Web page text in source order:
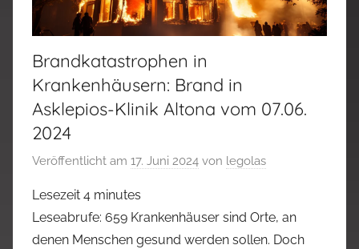
Brandkatastrophen in
Krankenhäusern: Brand in
Asklepios-Klinik Altona vom 07.06.
2024
Veröffentlicht am 17. Juni 2024 von legolas
Lesezeit 4 minutes
Leseabrufe: 659 Krankenhäuser sind Orte, an
denen Menschen gesund werden sollen. Doch